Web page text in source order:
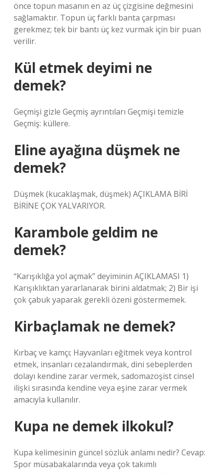
önce topun masanın en az üç çizgisine değmesini
sağlamaktır. Topun üç farklı banta çarpması
gerekmez; tek bir bantı üç kez vurmak için bir puan
verilir.
Kül etmek deyimi ne
demek?
Geçmişi gizle Geçmiş ayrıntıları Geçmişi temizle
Geçmiş: küllere.
Eline ayağına düşmek ne
demek?
Düşmek (kucaklaşmak, düşmek) AÇIKLAMA BİRİ
BİRİNE ÇOK YALVARIYOR.
Karambole geldim ne
demek?
“Karışıklığa yol açmak” deyiminin AÇIKLAMASI 1)
Karışıklıktan yararlanarak birini aldatmak; 2) Bir işi
çok çabuk yaparak gerekli özeni göstermemek.
Kirbaçlamak ne demek?
Kırbaç ve kamçı; Hayvanları eğitmek veya kontrol
etmek, insanları cezalandırmak, dini sebeplerden
dolayı kendine zarar vermek, sadomazoşist cinsel
ilişki sırasında kendine veya eşine zarar vermek
amacıyla kullanılır.
Kupa ne demek ilkokul?
Kupa kelimesinin güncel sözlük anlamı nedir? Cevap:
Spor müsabakalarında veya çok takımlı